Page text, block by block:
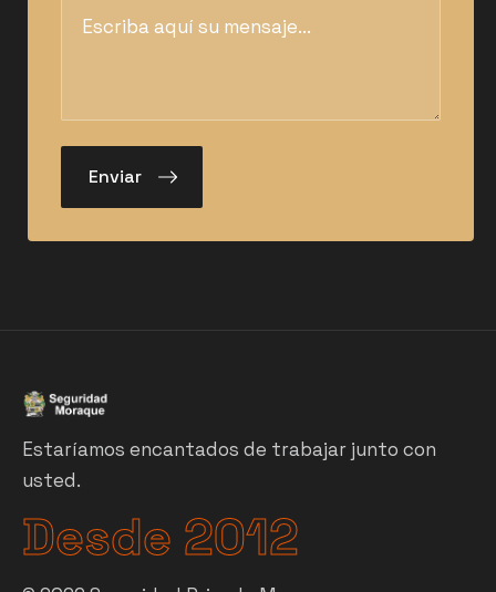
Estaríamos encantados de trabajar junto con
usted.
Desde 2012